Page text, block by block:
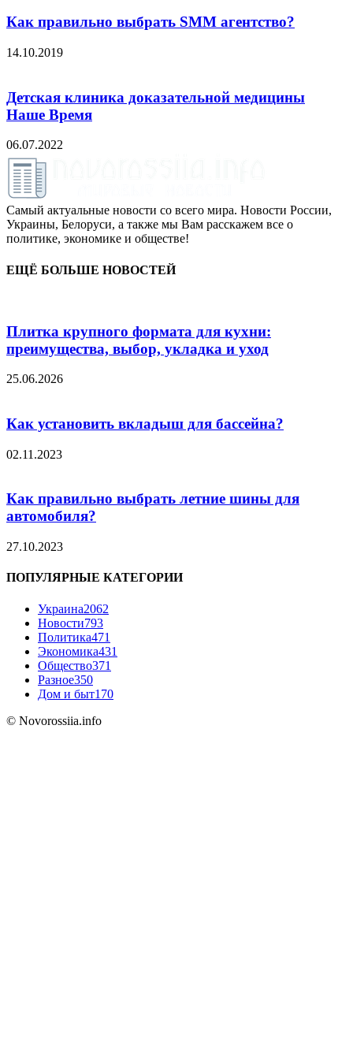
Как правильно выбрать SMM агентство?
14.10.2019
Детская клиника доказательной медицины
Наше Время
06.07.2022
Самый актуальные новости со всего мира. Новости России,
Украины, Белоруси, а также мы Вам расскажем все о
политике, экономике и обществе!
ЕЩЁ БОЛЬШЕ НОВОСТЕЙ
Плитка крупного формата для кухни:
преимущества, выбор, укладка и уход
25.06.2026
Как установить вкладыш для бассейна?
02.11.2023
Как правильно выбрать летние шины для
автомобиля?
27.10.2023
ПОПУЛЯРНЫЕ КАТЕГОРИИ
Украина2062
Новости793
Политика471
Экономика431
Общество371
Разное350
Дом и быт170
© Novorossiia.info